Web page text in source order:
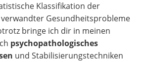
Klassifikation der
Gesundheitsprobleme
bringe ich dir in meinen
psychopathologisches
und Stabilisierungstechniken